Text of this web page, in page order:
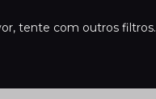
tente com outros filtros.